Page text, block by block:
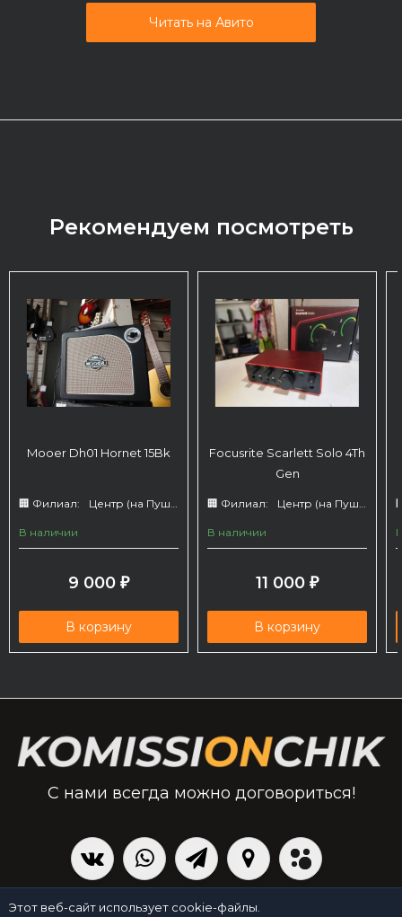
Читать на Авито
Рекомендуем посмотреть
Mooer Dh01 Hornet 15Bk
🏢 Филиал: Центр (на Пушкина 66)
В наличии
9 000 ₽
В корзину
Focusrite Scarlett Solo 4Th
Gen
🏢 Филиал: Центр (на Пушкина 66)
В наличии
11 000 ₽
В корзину
С нами всегда можно договориться!
Политика персональных данных | Создано командой x³.run
Этот веб-сайт использует cookie-файлы.